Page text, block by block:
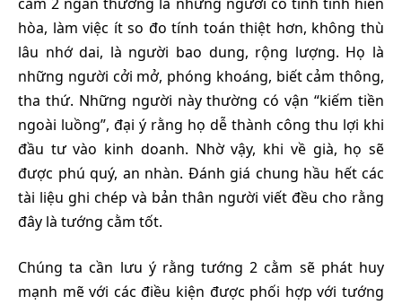
hòa, làm việc ít so đo tính toán thiệt hơn, không thù
lâu nhớ dai, là người bao dung, rộng lượng. Họ là
những người cởi mở, phóng khoáng, biết cảm thông,
tha thứ. Những người này thường có vận “kiếm tiền
ngoài luồng”, đại ý rằng họ dễ thành công thu lợi khi
đầu tư vào kinh doanh. Nhờ vậy, khi về già, họ sẽ
được phú quý, an nhàn. Đánh giá chung hầu hết các
tài liệu ghi chép và bản thân người viết đều cho rằng
đây là tướng cằm tốt.
Chúng ta cần lưu ý rằng tướng 2 cằm sẽ phát huy
mạnh mẽ với các điều kiện được phối hợp với tướng